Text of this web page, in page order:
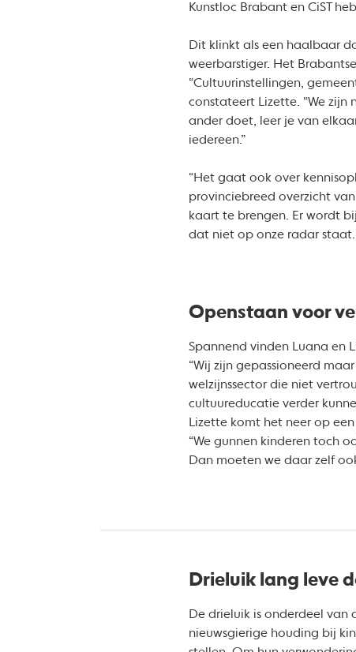
Kunstloc Brabant en CiST
Dit klinkt als een haalbaar
weerbarstiger. Het
“Cultuurinstellingen,
constateert Lizette. “We
ander doet, leer je van
iedereen.”
“Het gaat ook over
provinciebreed overzicht
kaart te brengen. Er wordt
dat niet op onze radar
Openstaan voor
Spannend vinden Luana en
“Wij zijn gepassioneerd
welzijnssector die niet
cultuureducatie verder
Lizette komt het neer op
“We gunnen kinderen toch
Dan moeten we daar zelf
Drieluik lang leve
De drieluik is onderdeel van
nieuwsgierige houding bij